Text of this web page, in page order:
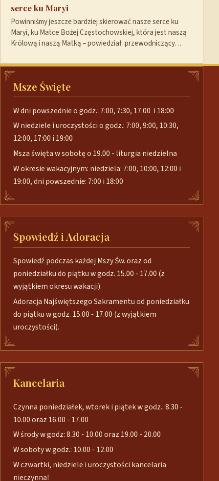
serce ku Maryi
Powinniśmy jeszcze bardziej skierować nasze serce ku
Maryi, ku Matce Bożej Częstochowskiej, która jest naszą
Królową i naszą Matką – powiedział przewodniczący…
Msze Święte
W dni powszednie o godz.: 7:00, 7:30, 17:00 i 18:00
W niedziele i uroczystości o godz.: 7:00, 9:00, 10:30,
12:00, 17:00 i 19:00
Msza święta w sobotę o 19.00 - liturgia niedzielna
W okresie wakacyjnym: niedziela: 7:00, 10:00, 12:00 i
19:00, dni powszednie: 7:00 i 18:00
Spowiedź i Adoracja
Spowiedź podczas każdej Mszy Św. oraz od
poniedziałku do piątku w godz. 15.00 - 17.00 (z
wyjątkiem okresu wakacji).
Adoracja Najświętszego Sakramentu od poniedziałku
do piątku w godz. 15.00 - 17.00 (z wyjątkiem
uroczystości).
Kancelaria
Czynna poniedziałek, wtorek i piątek w godz.: 8.30 -
10.00 oraz 16.00 - 17.00
W środy w godz: 8.30 - 10.00 oraz 19.00 - 20.00
W soboty w godz.: 10.00 - 12.00
W czwartki, niedziele i uroczystości kancelaria
nieczynna!